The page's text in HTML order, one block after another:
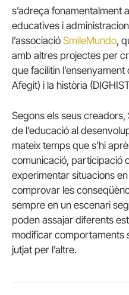
s’adreça fonamentalment
educatives i
l’associació SmileMundo,
amb altres projectes per
que facilitin
Afegit) i la història
Segons els seus
de l’educació al
mateix temps que s’hi
comunicació, participació
experimentar situacions
comprovar les
sempre en un escenari
poden assajar diferents
modificar comportaments
jutjat per l’altre.